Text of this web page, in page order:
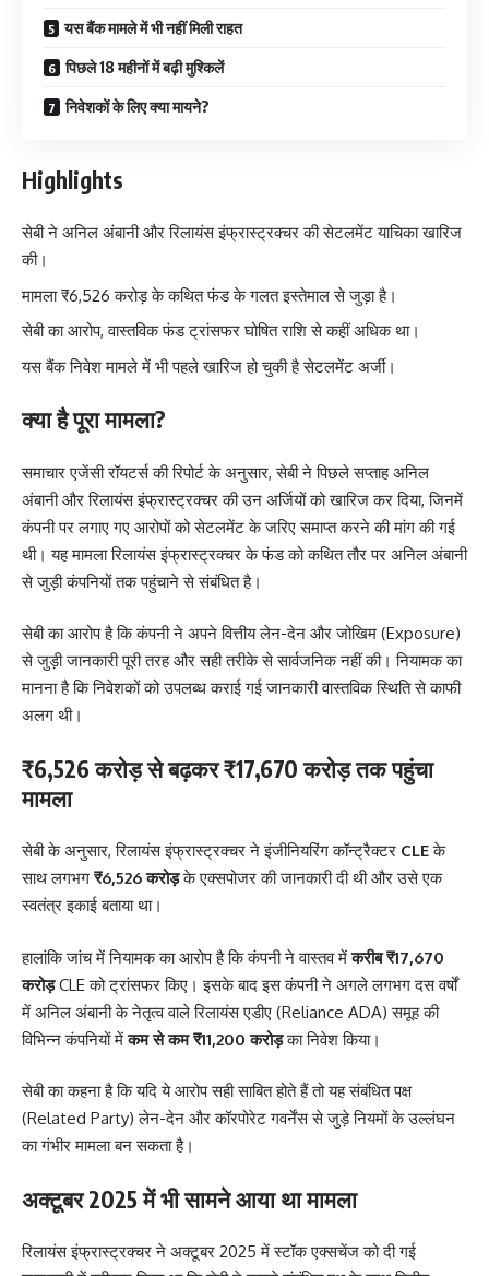
यस बैंक मामले में भी नहीं मिली राहत
पिछले 18 महीनों में बढ़ी मुश्किलें
निवेशकों के लिए क्या मायने?
Highlights
सेबी ने अनिल अंबानी और रिलायंस इंफ्रास्ट्रक्चर की सेटलमेंट याचिका खारिज
की।
मामला ₹6,526 करोड़ के कथित फंड के गलत इस्तेमाल से जुड़ा है।
सेबी का आरोप, वास्तविक फंड ट्रांसफर घोषित राशि से कहीं अधिक था।
यस बैंक निवेश मामले में भी पहले खारिज हो चुकी है सेटलमेंट अर्जी।
क्या है पूरा मामला?
समाचार एजेंसी रॉयटर्स की रिपोर्ट के अनुसार, सेबी ने पिछले सप्ताह अनिल
अंबानी और रिलायंस इंफ्रास्ट्रक्चर की उन अर्जियों को खारिज कर दिया, जिनमें
कंपनी पर लगाए गए आरोपों को सेटलमेंट के जरिए समाप्त करने की मांग की गई
थी। यह मामला रिलायंस इंफ्रास्ट्रक्चर के फंड को कथित तौर पर अनिल अंबानी
से जुड़ी कंपनियों तक पहुंचाने से संबंधित है।
सेबी का आरोप है कि कंपनी ने अपने वित्तीय लेन-देन और जोखिम (Exposure)
से जुड़ी जानकारी पूरी तरह और सही तरीके से सार्वजनिक नहीं की। नियामक का
मानना है कि निवेशकों को उपलब्ध कराई गई जानकारी वास्तविक स्थिति से काफी
अलग थी।
₹6,526 करोड़ से बढ़कर ₹17,670 करोड़ तक पहुंचा
मामला
सेबी के अनुसार, रिलायंस इंफ्रास्ट्रक्चर ने इंजीनियरिंग कॉन्ट्रैक्टर CLEके
साथ लगभग ₹6,526 करोड़के एक्सपोजर की जानकारी दी थी और उसे एक
स्वतंत्र इकाई बताया था।
हालांकि जांच में नियामक का आरोप है कि कंपनी ने वास्तव मेंकरीब ₹17,670
करोड़CLE को ट्रांसफर किए। इसके बाद इस कंपनी ने अगले लगभग दस वर्षों
में अनिल अंबानी के नेतृत्व वाले रिलायंस एडीए (Reliance ADA) समूह की
विभिन्न कंपनियों मेंकम से कम ₹11,200 करोड़का निवेश किया।
सेबी का कहना है कि यदि ये आरोप सही साबित होते हैं तो यह संबंधित पक्ष
(Related Party) लेन-देन और कॉरपोरेट गवर्नेंस से जुड़े नियमों के उल्लंघन
का गंभीर मामला बन सकता है।
अक्टूबर 2025 में भी सामने आया था मामला
रिलायंस इंफ्रास्ट्रक्चर ने अक्टूबर 2025 में स्टॉक एक्सचेंज को दी गई